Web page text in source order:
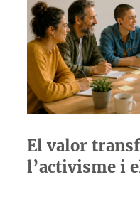
El valor
l’activisme i